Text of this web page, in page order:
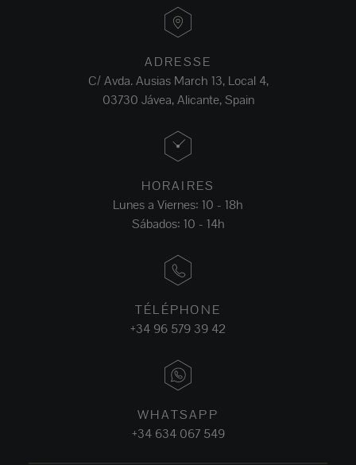
ADRESSE
C/ Avda. Ausias March 13, Local 4,
03730 Jávea, Alicante, Spain
HORAIRES
Lunes a Viernes: 10 - 18h
Sábados: 10 - 14h
TÉLÉPHONE
+34 96 579 39 42
WHATSAPP
+34 634 067 549